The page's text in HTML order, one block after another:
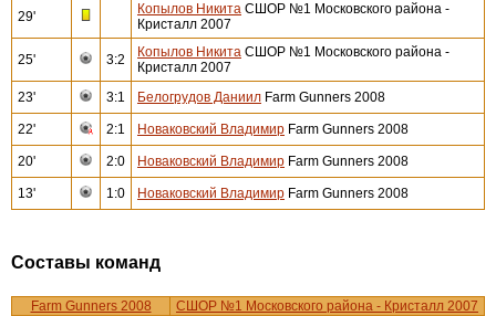
29' Копылов Никита СШОР №1 Московского района -
Кристалл 2007
25' 3:2 Копылов Никита СШОР №1 Московского района -
Кристалл 2007
23'
3:1 Белогрудов Даниил Farm Gunners 2008
22' 2:1 Новаковский Владимир Farm Gunners 2008
20' 2:0 Новаковский Владимир Farm Gunners 2008
13' 1:0 Новаковский Владимир Farm Gunners 2008
Составы команд
Farm Gunners 2008
СШОР №1 Московского района - Кристалл 2007